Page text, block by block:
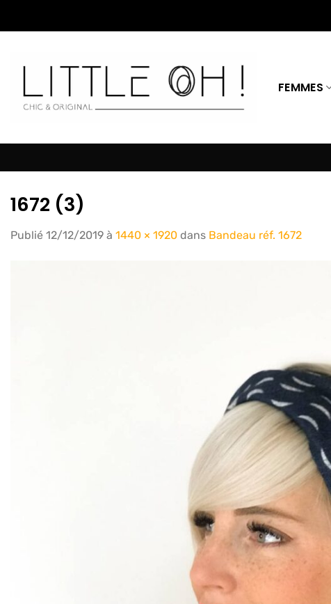
FEMMES
1672 (3)
Publié 12/12/2019 à 1440 × 1920 dans Bandeau réf. 1672